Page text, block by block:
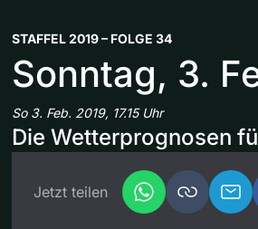
STAFFEL 2019 – FOLGE 34
Sonntag, 3.
So 3. Feb. 2019, 17.15 Uhr
Die Wetterprognosen
Jetzt teilen